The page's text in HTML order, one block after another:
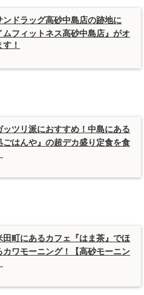
ンドラッグ高砂中島店の跡地に
ムフィットネス高砂中島店』がオ
！
ッツリ派におすすめ！中島にある
ごはんや』の超デカ盛り定食を食
田町にあるカフェ『はま茶』でほ
カワモーニング！【高砂モーニン